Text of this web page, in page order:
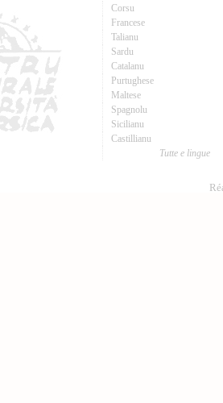
Corsu
Francese
Talianu
Sardu
Catalanu
Purtughese
Maltese
Spagnolu
Sicilianu
Castillianu
Tutte e lingue